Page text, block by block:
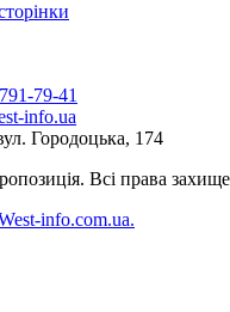
79-41
info.ua
Городоцька, 174
Всі права
info.com.ua.